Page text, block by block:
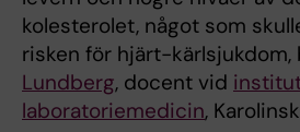
kolesterolet, något som
risken för hjärt-kärlsjukdom,
Lundberg, docent vid
laboratoriemedicin,